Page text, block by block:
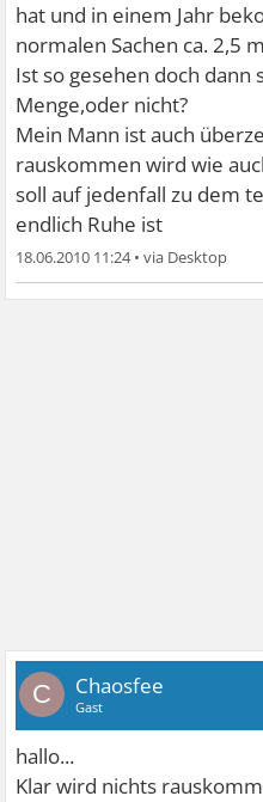
hat und in einem Jahr
normalen Sachen ca. 2,5
Ist so gesehen doch dann
Menge,oder nicht?
Mein Mann ist auch
rauskommen wird wie
soll auf jedenfall zu dem
endlich Ruhe ist
18.06.2010 11:24•
C Chaosfee
Gast
hallo...
Klar wird nichts